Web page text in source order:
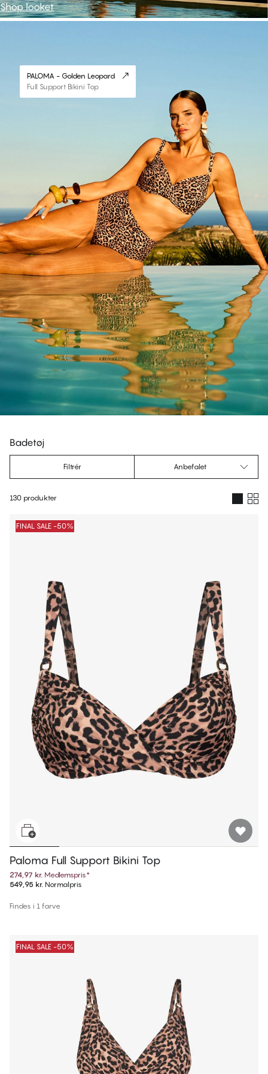
Shop looket
PALOMA - Golden Leopard
Full Support Bikini Top
Badetøj
Filtrér Anbefalet
130 produkter
FINAL SALE -50%
Paloma Full Support Bikini Top
274,97 kr. Medlemspris*
549,95 kr. Normalpris
Findes i 1 farve
FINAL SALE -50%